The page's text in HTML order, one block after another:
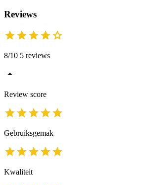
Reviews
8/10 5 reviews
Review score
Gebruiksgemak
Kwaliteit